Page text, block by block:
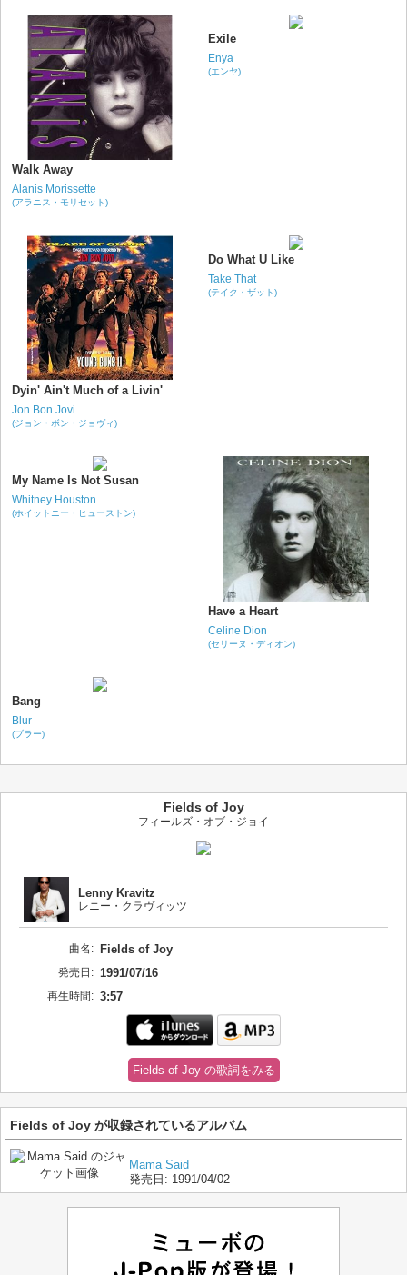
Walk Away
Alanis Morissette
(アラニス・モリセット)
Exile
Enya
(エンヤ)
Dyin' Ain't Much of a Livin'
Jon Bon Jovi
(ジョン・ボン・ジョヴィ)
Do What U Like
Take That
(テイク・ザット)
My Name Is Not Susan
Whitney Houston
(ホイットニー・ヒューストン)
Have a Heart
Celine Dion
(セリーヌ・ディオン)
Bang
Blur
(ブラー)
Fields of Joy
フィールズ・オブ・ジョイ
Lenny Kravitz
レニー・クラヴィッツ
曲名: Fields of Joy
発売日: 1991/07/16
再生時間: 3:57
Fields of Joy の歌詞をみる
Fields of Joy が収録されているアルバム
Mama Said
発売日: 1991/04/02